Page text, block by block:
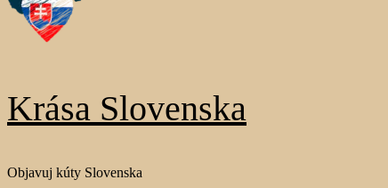
Krása Slovenska
Objavuj kúty Slovenska